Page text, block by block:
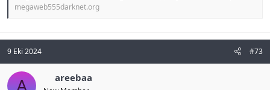
megaweb555darknet.org
9 Eki 2024 #73
areebaa